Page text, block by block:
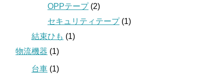
OPPテープ(2)
セキュリティテープ(1)
結束ひも (1)
物流機器 (1)
台車 (1)